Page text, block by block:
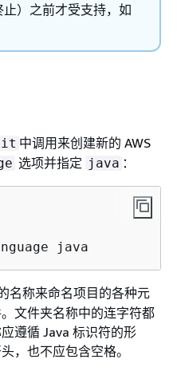
）之前才受支持，如
中调用来创建新的 AWS
选项并指定 java ：
java
名称来命名项目的各种元
文件夹名称中的连字符都
遵循 Java 标识符的形
，也不应包含空格。